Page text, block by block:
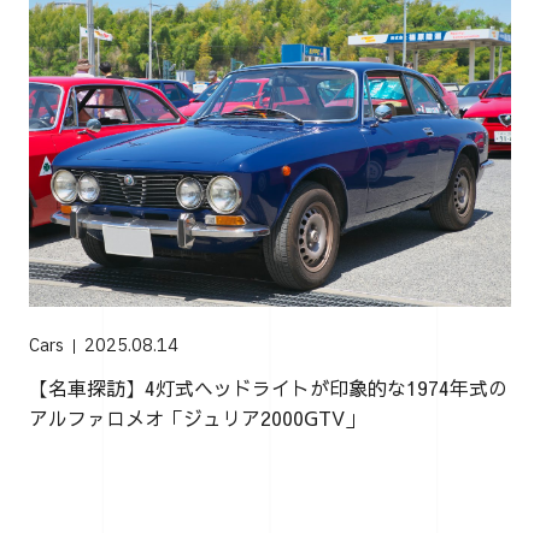
Cars 2025.08.14
【名車探訪】4灯式ヘッドライトが印象的な1974年式の
アルファロメオ「ジュリア2000GTV」